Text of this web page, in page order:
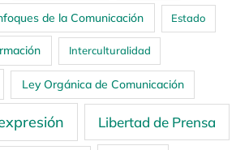
de la Comunicación Estado
Interculturalidad
Ley Orgánica de Comunicación
Libertad de Prensa